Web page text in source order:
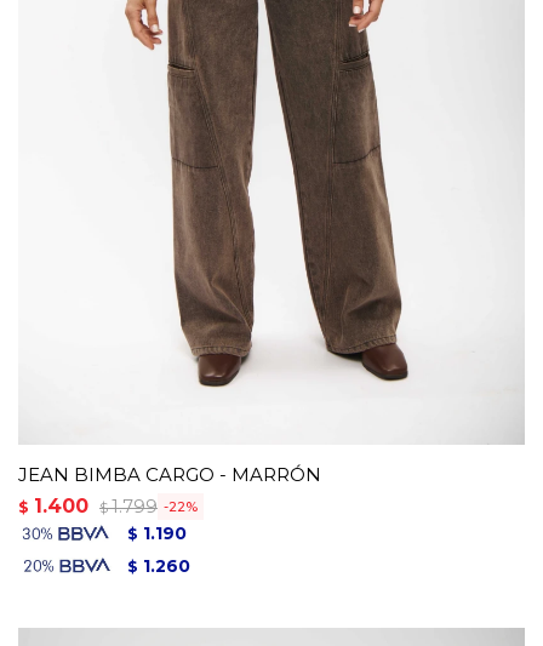
JEAN BIMBA CARGO - MARRÓN
$ 1.400 $ 1.799 22
$ 1.190
$ 1.260